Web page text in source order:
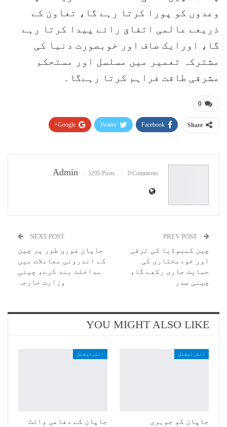
وعدوں کو پورا کرتا رہے گا، تعاون کے
ذریعے عالمی اتفاق رائے پیدا کرتا رہے
گا، اورایک صاف اور خوبصورت دنیا کی
مشترکہ تعمیر میں مسلسل اور مستحکم
مشرقی طاقت فراہم کرتا رہےگا۔
0
Share
Facebook
Twitter
Google+
Admin 5295 Posts 0 Comments
چین کمبوڈیا کی ترقی
اور خودمختاری کی
حمایت جاری رکھے گا،
چینی صدر
NEXT POST
جاپان فوری طور پر چین
کے اندرونی معاملات میں
مداخلت بند کرے، چینی
وزارت خارجہ
YOU MIGHT ALSO LIKE
انٹرنیشنل
جاپان کو جوہری
انٹرنیشنل
جاپان کے دفاعی وائٹ